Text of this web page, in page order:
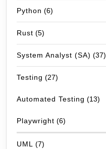
Python (6)
Rust (5)
System Analyst (SA) (37)
Testing (27)
Automated Testing (13)
Playwright (6)
UML (7)